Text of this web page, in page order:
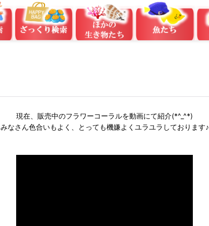
現在、販売中のフラワーコーラルを動画にて紹介(*^_^*)
みなさん色合いもよく、とっても機嫌よくユラユラしております♪